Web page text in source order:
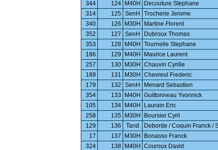
344
124 M40H
Decouture Stephane
314
125 SenH
Trocherie Jerome
340
126 M30H
Martine Florent
352
127 SenH
Dubroux Thomas
353
128 M40H
Tournelle Stephane
186
129 M40H
Maurice Laurent
257
130 M30H
Chauvin Cyrille
189
131 M30H
Chevreul Frederic
179
132 SenH
Menard Sebastien
354
133 M40H
Guittonneau Yvonnick
105
134 M40H
Laurain Eric
258
135 M30H
Boursier Cyril
129
136 Tand
Deborde / Coquin Franck /
17
137 M30H
Bonasso Franck
324
138 M40H
Couroux David